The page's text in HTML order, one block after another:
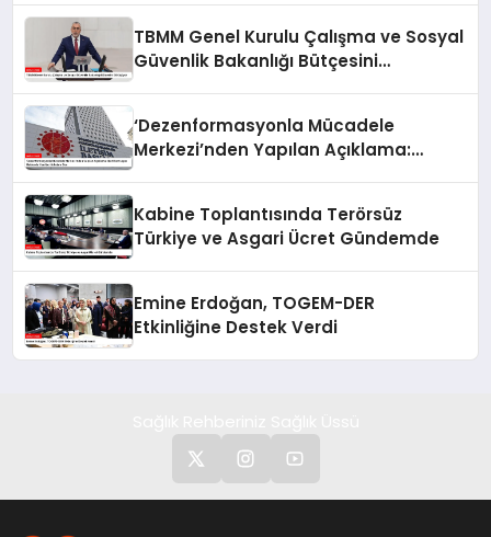
TBMM Genel Kurulu Çalışma ve Sosyal
Güvenlik Bakanlığı Bütçesini
‘Dezenformasyonla Mücadele
Merkezi’nden Yapılan Açıklama:
Kabine Toplantısında Terörsüz
Türkiye ve Asgari Ücret Gündemde
Emine Erdoğan, TOGEM-DER
Etkinliğine Destek Verdi